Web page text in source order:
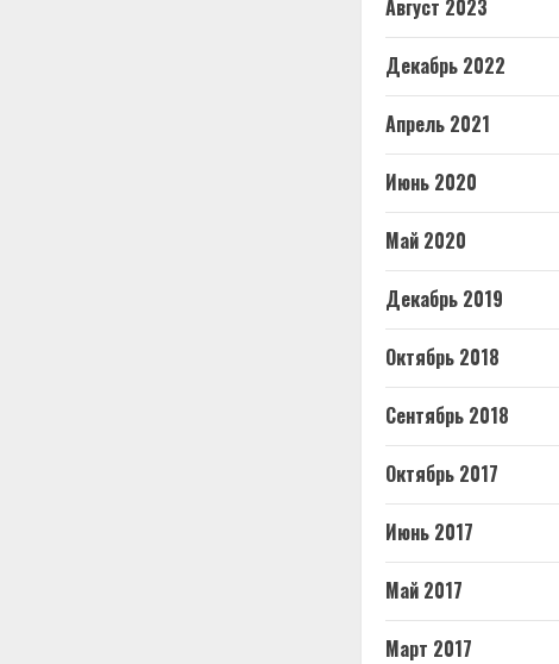
Август 2023
Декабрь 2022
Апрель 2021
Июнь 2020
Май 2020
Декабрь 2019
Октябрь 2018
Сентябрь 2018
Октябрь 2017
Июнь 2017
Май 2017
Март 2017